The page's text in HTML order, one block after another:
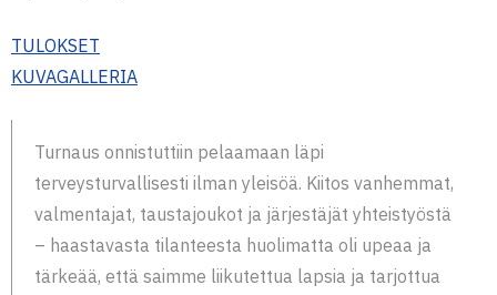
TULOKSET
KUVAGALLERIA
Turnaus onnistuttiin pelaamaan läpi
terveysturvallisesti ilman yleisöä. Kiitos vanhemmat,
valmentajat, taustajoukot ja järjestäjät yhteistyöstä
– haastavasta tilanteesta huolimatta oli upeaa ja
tärkeää, että saimme liikutettua lapsia ja tarjottua